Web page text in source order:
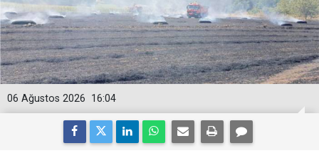
16:04
06 Ağustos 2026